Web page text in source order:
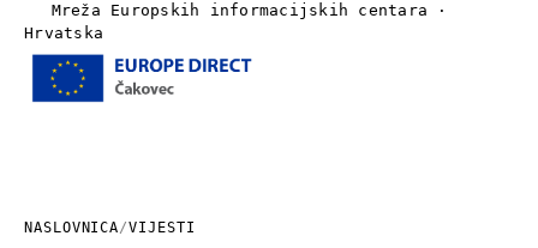
Mreža Europskih informacijskih centara ·
Hrvatska
NASLOVNICA/VIJESTI